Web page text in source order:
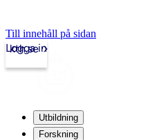
Till innehåll på sidan
kth.se
Logga in
Utbildning
Forskning